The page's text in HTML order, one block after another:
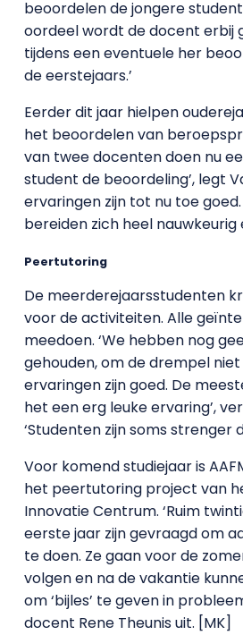
beoordelen de jongere
oordeel wordt de docent erbij
tijdens een eventuele her
de eerstejaars.’
Eerder dit jaar hielpen
het beoordelen van
van twee docenten doen nu
student de beoordeling’, legt
ervaringen zijn tot nu toe
bereiden zich heel nauwkeurig
Peertutoring
De meerderejaarsstudenten
voor de activiteiten. Alle
meedoen. ‘We hebben nog
gehouden, om de drempel
ervaringen zijn goed. De
het een erg leuke ervaring’,
‘Studenten zijn soms strenger
Voor komend studiejaar is
het peertutoring project van
Innovatie Centrum. ‘Ruim
eerste jaar zijn gevraagd om
te doen. Ze gaan voor de
volgen en na de vakantie
om ‘bijles’ te geven in
docent Rene Theunis uit. [MK]